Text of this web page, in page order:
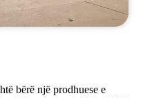
bërë një prodhuese e